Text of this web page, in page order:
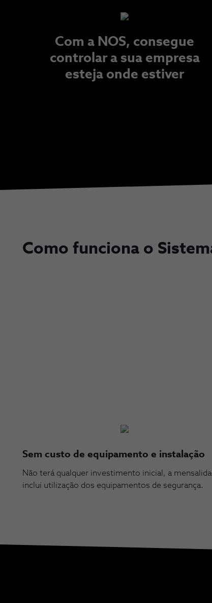
Com a NOS, consegue
controlar a sua empresa
esteja onde estiver​
Como funciona o
Sem custo de equipamento e instalação
Não terá qualquer investimento inicial, a
inclui utilização dos equipamentos de segurança.